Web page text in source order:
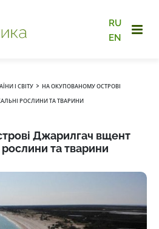
RU
EN
І СВІТУ › НА ОКУПОВАНОМУ ОСТРОВІ
РОСЛИНИ ТА ТВАРИНИ
Джарилгач вщент
рослини та тварини